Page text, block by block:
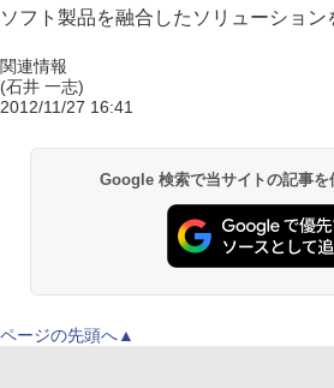
ソフト製品を融合したソリューション
関連情報
(石井 一志)
2012/11/27 16:41
Google 検索で当サイトの記事を
ページの先頭へ▲